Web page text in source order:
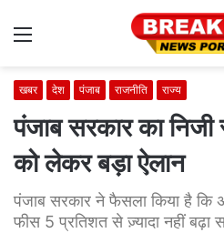
Menu
खबर देश पंजाब राजनीति राज्य
पंजाब सरकार का
को लेकर बड़ा ऐलान
पंजाब सरकार ने फैसला किया है
फीस 5 प्रतिशत से ज़्यादा नहीं बढ़ा